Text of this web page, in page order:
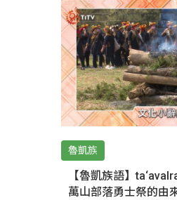
魯凱族
【魯凱族語】
萬山部落勇士祭的由